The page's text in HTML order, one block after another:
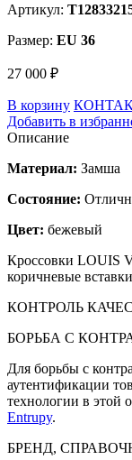
Артикул:
Размер: EU 36
27 000 ₽
В корзину
Добавить в
Описание
Материал: Замша
Состояние:
Цвет: бежевый
Кроссовки LOUIS
коричневые
КОНТРОЛЬ
БОРЬБА С
Для борьбы с
аутентификации
технологии в этой
Entrupy.
БРЕНД,